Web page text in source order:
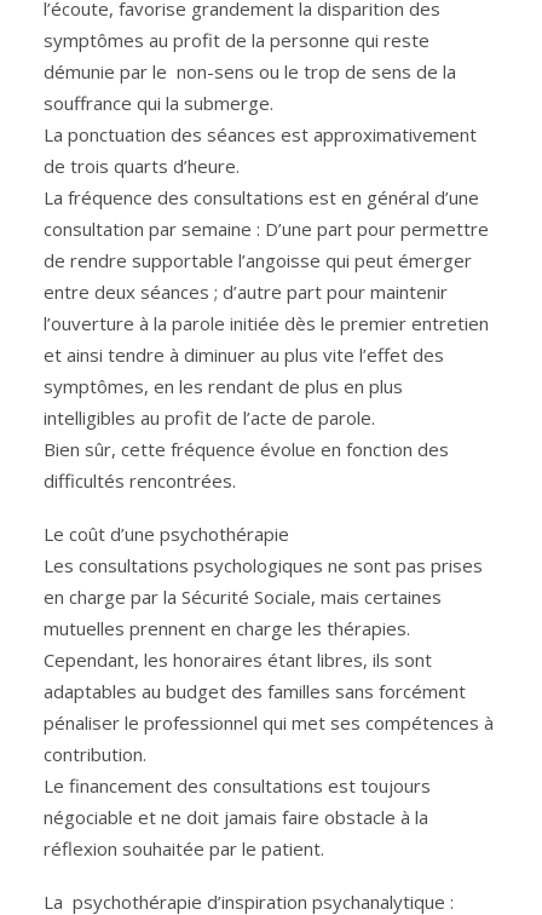
l’écoute, favorise grandement la disparition des
symptômes au profit de la personne qui reste
démunie par le non-sens ou le trop de sens de la
souffrance qui la submerge.
La ponctuation des séances est approximativement
de trois quarts d’heure.
La fréquence des consultations est en général d’une
consultation par semaine : D’une part pour permettre
de rendre supportable l’angoisse qui peut émerger
entre deux séances ; d’autre part pour maintenir
l’ouverture à la parole initiée dès le premier entretien
et ainsi tendre à diminuer au plus vite l’effet des
symptômes, en les rendant de plus en plus
intelligibles au profit de l’acte de parole.
Bien sûr, cette fréquence évolue en fonction des
difficultés rencontrées.
Le coût d’une psychothérapie
Les consultations psychologiques ne sont pas prises
en charge par la Sécurité Sociale, mais certaines
mutuelles prennent en charge les thérapies.
Cependant, les honoraires étant libres, ils sont
adaptables au budget des familles sans forcément
pénaliser le professionnel qui met ses compétences à
contribution.
Le financement des consultations est toujours
négociable et ne doit jamais faire obstacle à la
réflexion souhaitée par le patient.
La psychothérapie d’inspiration psychanalytique :